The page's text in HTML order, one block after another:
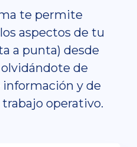
te permite
aspectos de tu
a punta) desde
de
información y de
operativo.